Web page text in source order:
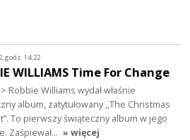
godz. 14:22
WILLIAMS Time For Change
Robbie Williams wydał właśnie
album, zatytułowany ,,The Christmas
To pierwszy świąteczny album w jego
Zaśpiewał… » więcej